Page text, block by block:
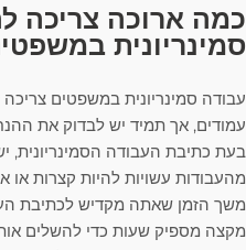
כמה ארוכה צריכה
סמינריונית
עמודים, אך תמיד יש לבדוק את
בעת כתיבת העבודה
מהעבודות עשויות להיות קצרות או
משך הזמן שאתה מקדיש לכתיבת
מקצה מספיק שעות כדי להשלים